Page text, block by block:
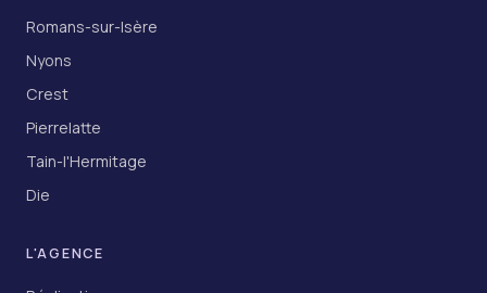
Romans-sur-Isère
Nyons
Crest
Pierrelatte
Tain-l'Hermitage
Die
L'AGENCE